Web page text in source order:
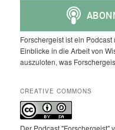
Forschergeist ist ein
Einblicke in die Arbeit von
auszuloten, was
CREATIVE COMMONS